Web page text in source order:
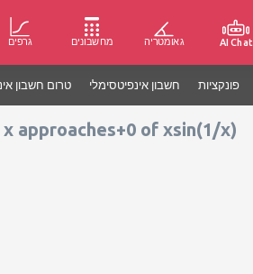
גרפים מחשבונים גאומטריה AI Chat
טרום חשבון חשבון אינפיטסימלי פונקציות
approaches+0 of xsin(1/x)